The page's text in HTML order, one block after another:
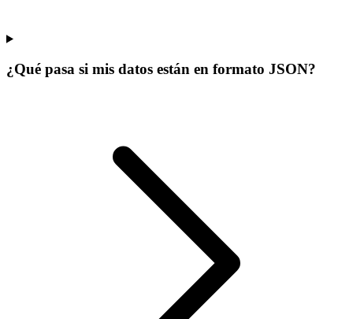
¿Qué pasa si mis datos están en formato JSON?